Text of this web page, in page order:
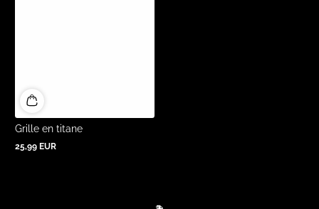
Grille en titane
Prix
25,99 EUR